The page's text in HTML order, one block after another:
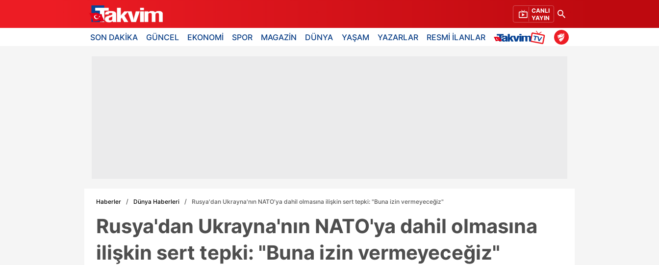
CANLI
YAYIN
SON DAKİKA GÜNCEL EKONOMİ SPOR MAGAZİN DÜNYA YAŞAM YAZARLAR RESMİ İLANLAR
Haberler Dünya Haberleri Rusya'dan Ukrayna'nın NATO'ya dahil olmasına ilişkin sert tepki: "Buna izin vermeyeceğiz"
Rusya'dan Ukrayna'nın NATO'ya dahil olmasına
ilişkin sert tepki: "Buna izin vermeyeceğiz"